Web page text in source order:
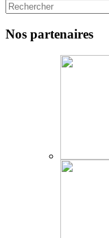
Nos partenaires